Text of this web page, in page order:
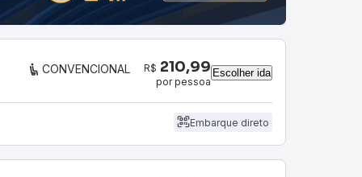
CONVENCIONAL R$ 210,99
por pessoa
Escolher ida
Embarque direto